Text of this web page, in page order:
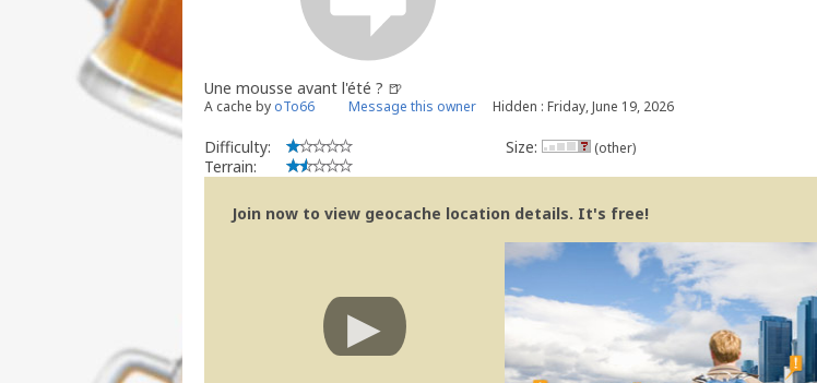
Une mousse avant l'été ? 🍺
A cache by oTo66 Message this owner Hidden : Friday, June 19, 2026
Difficulty:
Terrain:
Size: (other)
Join now to view geocache location details. It's free!